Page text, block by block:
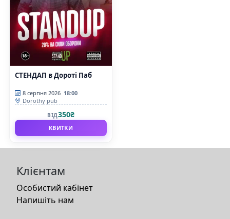
СТЕНДАП в Дороті Паб
8 серпня 2026 18:00
Dorothy pub
ВІД350₴
КВИТКИ
Клієнтам
Особистий кабінет
Напишіть нам